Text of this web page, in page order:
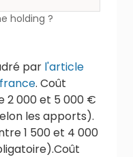
holding ?
par l'article
. Coût
2 000 et 5 000 €
les apports).
1 500 et 4 000